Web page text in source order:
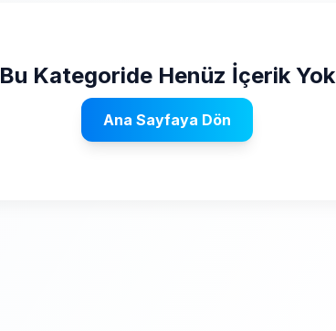
Bu Kategoride Henüz İçerik Yok
Ana Sayfaya Dön